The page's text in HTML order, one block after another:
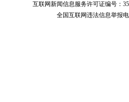
互联网新闻信息服务许可证编号：
全国互联网违法信息举报